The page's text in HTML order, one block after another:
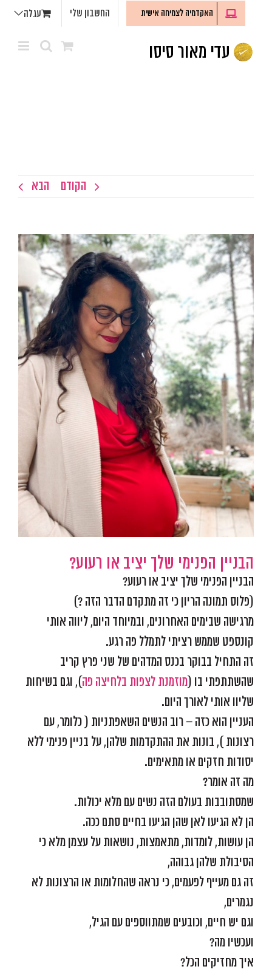
האקדמיה לצמיחה אישית החשבון שלי עגלה
הקודם הבא
צפה
בתמונה
מוגדלת
הבניין הפנימי שלך יציב או רעוע?
הבניין הפנימי שלך יציב או רעוע?
(פלוס תמונה הריון כי זה מתקדם הדבר הזה ?)
מרגישה שבימים האחרונים, ובמיוחד היום, ליווה אותי
קונספט שממש רציתי לתמלל פה רגע.
זה התחיל בבוקר בכנס המדהים של שני פרץ קריב
שהשתתפתי בו (מוזמנת לצפות בלחיצה פה), וגם בשיחות
שליוו אותי לאורך היום.
העניין הוא כזה – רוב הנשים השאפתניות ( כלומר, עם
רצונות ), בונות את ההתקדמות שלהן, על בניין פנימי ללא
יסודות חזקים או מתאימים.
מה זה אומר?
שמסתובבות בעולם הזה נשים עם מלא יכולות.
הן לא הגיעו לאן שהן הגיעו בחיים סתם ככה.
הן עושות, לומדות, מתאמצות, נושאות על עצמן מלא כי
הסיבולת שלהן גבוהה,
זה גם מעייף לפעמים, כי נראה שהחלומות או הרצונות לא
נגמרים,
וגם יש חיים, וכובעים שמתווספים עם הגיל,
ועכשיו מה?
איך מחזיקים הכל?